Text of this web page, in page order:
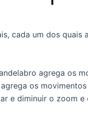
cada um dos quais
agrega os
os
e diminuir o zoom e